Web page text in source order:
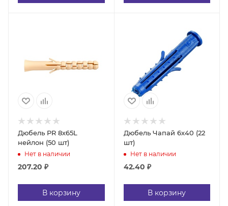
Дюбель PR 8х65L
нейлон (50 шт)
Нет в наличии
207.20 ₽
В корзину
Дюбель Чапай 6х40 (22
шт)
Нет в наличии
42.40 ₽
В корзину